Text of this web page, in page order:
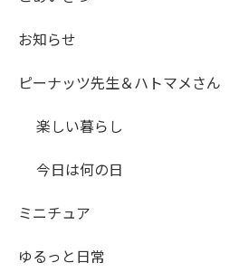
お知らせ
ピーナッツ先生＆ハトマメさん
楽しい暮らし
今日は何の日
ミニチュア
ゆるっと日常